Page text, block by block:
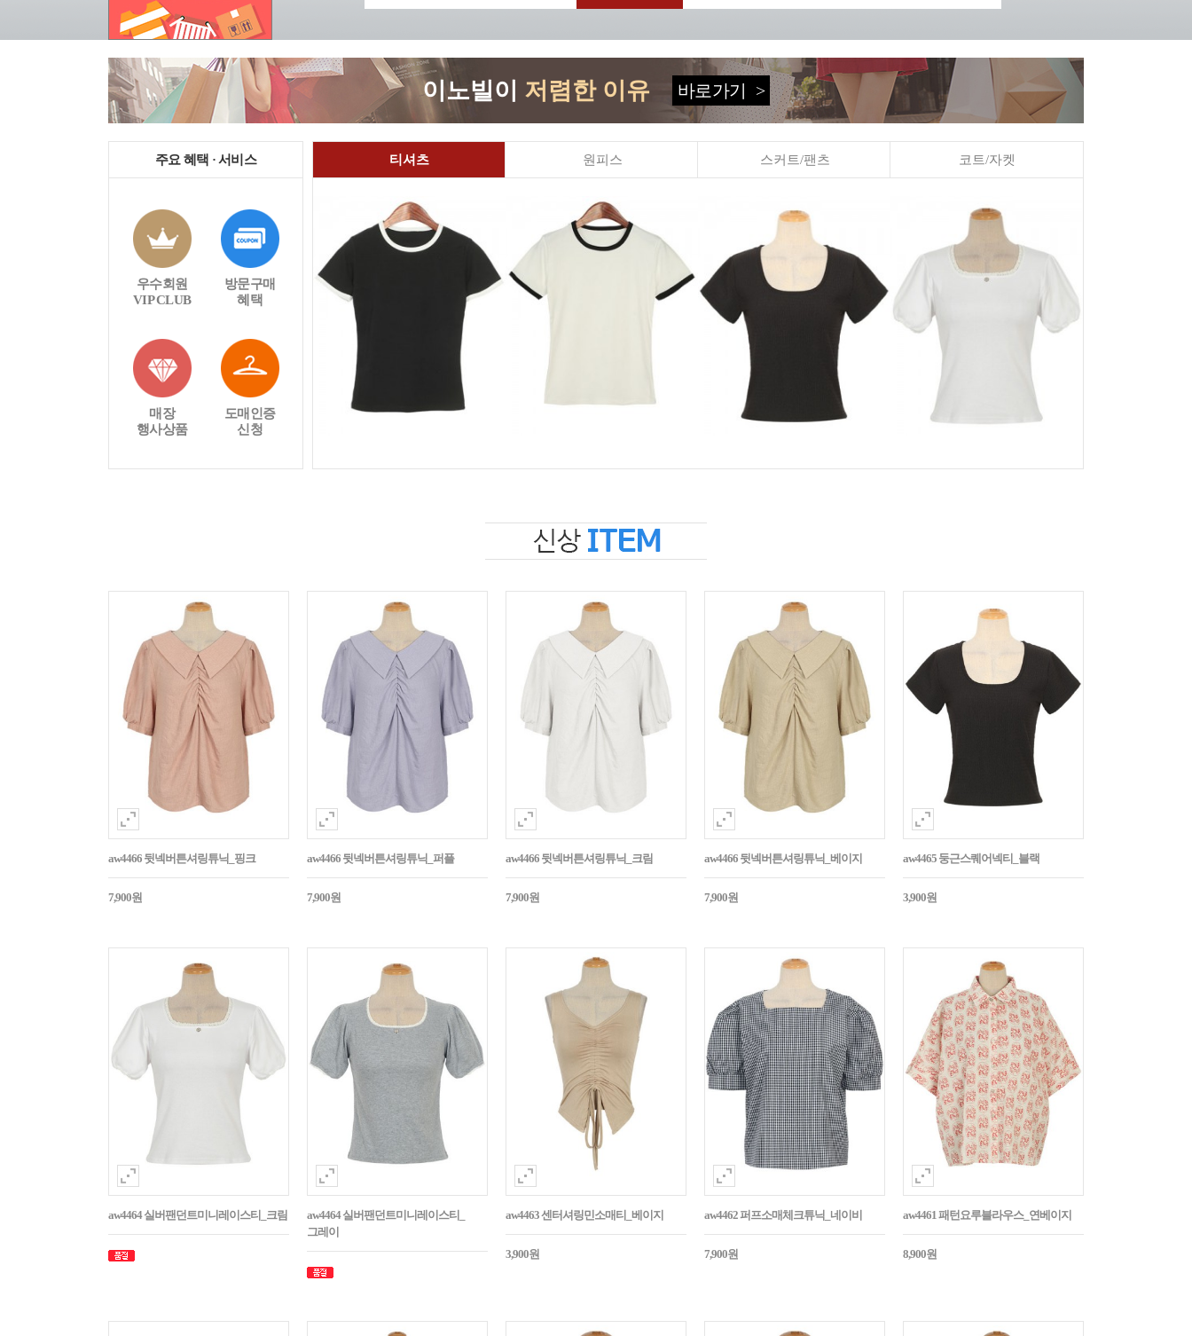
이노빌이 저렴한 이유 바로가기 >
주요 혜택 · 서비스
우수회원
VIP CLUB
방문구매
혜택
매장
행사상품
도매인증
신청
티셔츠 원피스 스커트/팬츠 코트/자켓
aw4466 뒷넥버튼셔링튜닉_핑크
7,900원
aw4466 뒷넥버튼셔링튜닉_퍼플
7,900원
aw4466 뒷넥버튼셔링튜닉_크림
7,900원
aw4466 뒷넥버튼셔링튜닉_베이지
7,900원
aw4465 둥근스퀘어넥티_블랙
3,900원
aw4464 실버팬던트미니레이스티_크림
aw4464 실버팬던트미니레이스티_
그레이
aw4463 센터셔링민소매티_베이지
3,900원
aw4462 퍼프소매체크튜닉_네이비
7,900원
aw4461 패턴요루블라우스_연베이지
8,900원